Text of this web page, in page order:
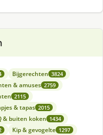
Bijgerechten 3824
& amuses 2759
2115
& tapas 2015
& buiten koken 1434
Kip & gevogelte 1297